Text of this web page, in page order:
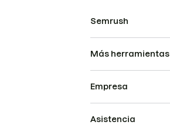
Semrush
Más herramientas
Empresa
Asistencia